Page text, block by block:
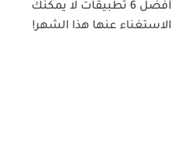
أفضل 6 تطبيقات لا يمكنك
الاستغناء عنها هذا الشهر!